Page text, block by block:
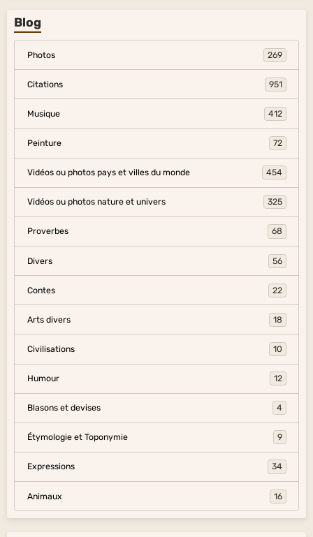
Blog
Photos 269
Citations 951
Musique 412
Peinture 72
Vidéos ou photos pays et villes du monde 454
Vidéos ou photos nature et univers 325
Proverbes 68
Divers 56
Contes 22
Arts divers 18
Civilisations 10
Humour 12
Blasons et devises 4
Étymologie et Toponymie 9
Expressions 34
Animaux 16